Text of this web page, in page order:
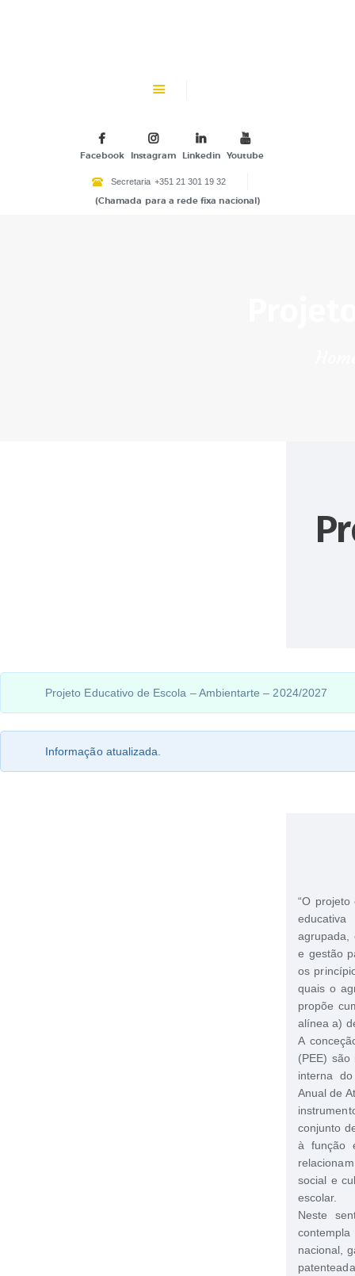
Facebook Instagram Linkedin Youtube
Secretaria +351 21 301 19 32
(Chamada para a rede fixa nacional)
INSTITUIÇÃO PARTICULAR DE SOLIDARIEDADE SOCIAL
ATIVIDADES
GALERIA
Projeto Educativo de Escola – Ambientarte – 2024/2027
Informação atualizada.
“O
agrupada,
e gestão
os
quais o
propõe
alínea a)
A
(PEE) são
interna
Anual de
conjunto
à função
social e
escolar.
Neste
nacional,